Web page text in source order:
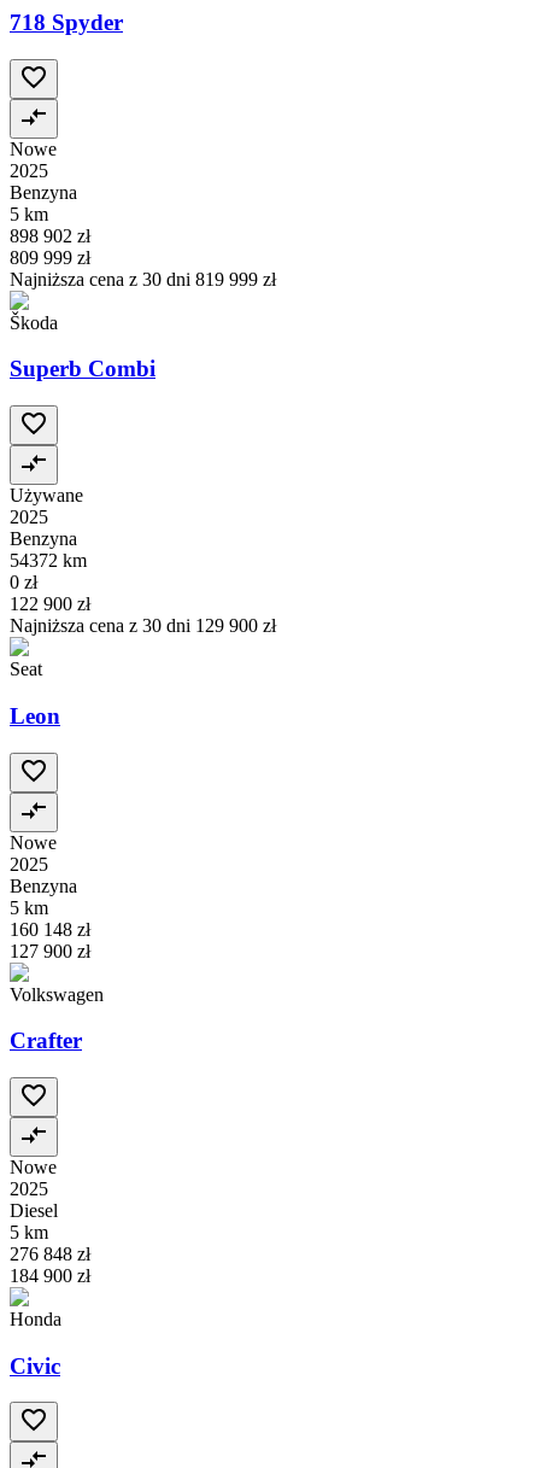
718 Spyder
Nowe
2025
Benzyna
5 km
898 902 zł
809 999 zł
Najniższa cena z 30 dni 819 999 zł
Škoda
Superb Combi
Używane
2025
Benzyna
54372 km
0 zł
122 900 zł
Najniższa cena z 30 dni 129 900 zł
Seat
Leon
Nowe
2025
Benzyna
5 km
160 148 zł
127 900 zł
Volkswagen
Crafter
Nowe
2025
Diesel
5 km
276 848 zł
184 900 zł
Honda
Civic